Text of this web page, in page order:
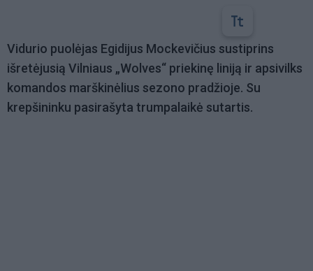
Vidurio puolėjas Egidijus Mockevičius sustiprins
išretėjusią Vilniaus „Wolves“ priekinę liniją ir apsivilks
komandos marškinėlius sezono pradžioje. Su
krepšininku pasirašyta trumpalaikė sutartis.